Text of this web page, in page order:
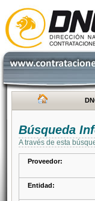
Búsqueda
A través de esta
Proveedor:
Entidad: